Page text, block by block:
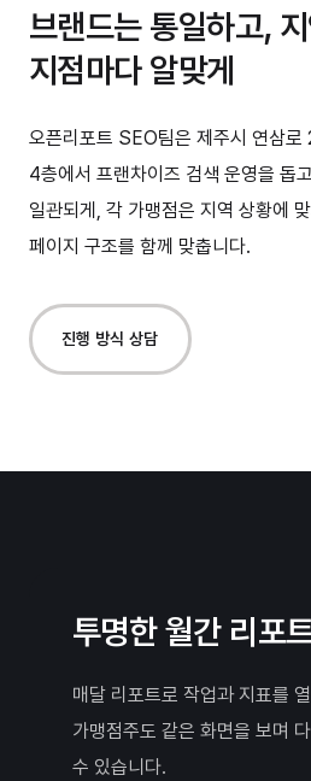
브랜드는 통일하고,
지점마다 알맞게
오픈리포트 SEO팀은 제주시 연삼로
4층에서 프랜차이즈 검색 운영을 돕
일관되게, 각 가맹점은 지역 상황에
페이지 구조를 함께 맞춥니다.
진행 방식 상담
투명한 월간 리포
매달 리포트로 작업과 지표를
가맹점주도 같은 화면을 보며
수 있습니다.